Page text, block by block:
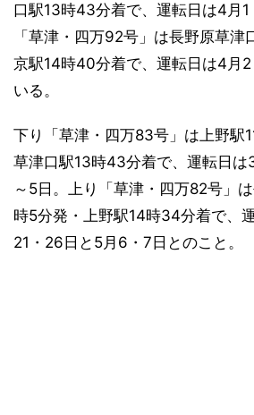
口駅13時43分着で、運転日は4月1
「草津・四万92号」は長野原草津
京駅14時40分着で、運転日は4月
いる。
下り「草津・四万83号」は上野駅
草津口駅13時43分着で、運転日
～5日。上り「草津・四万82号」
時5分発・上野駅14時34分着で、
21・26日と5月6・7日とのこと。